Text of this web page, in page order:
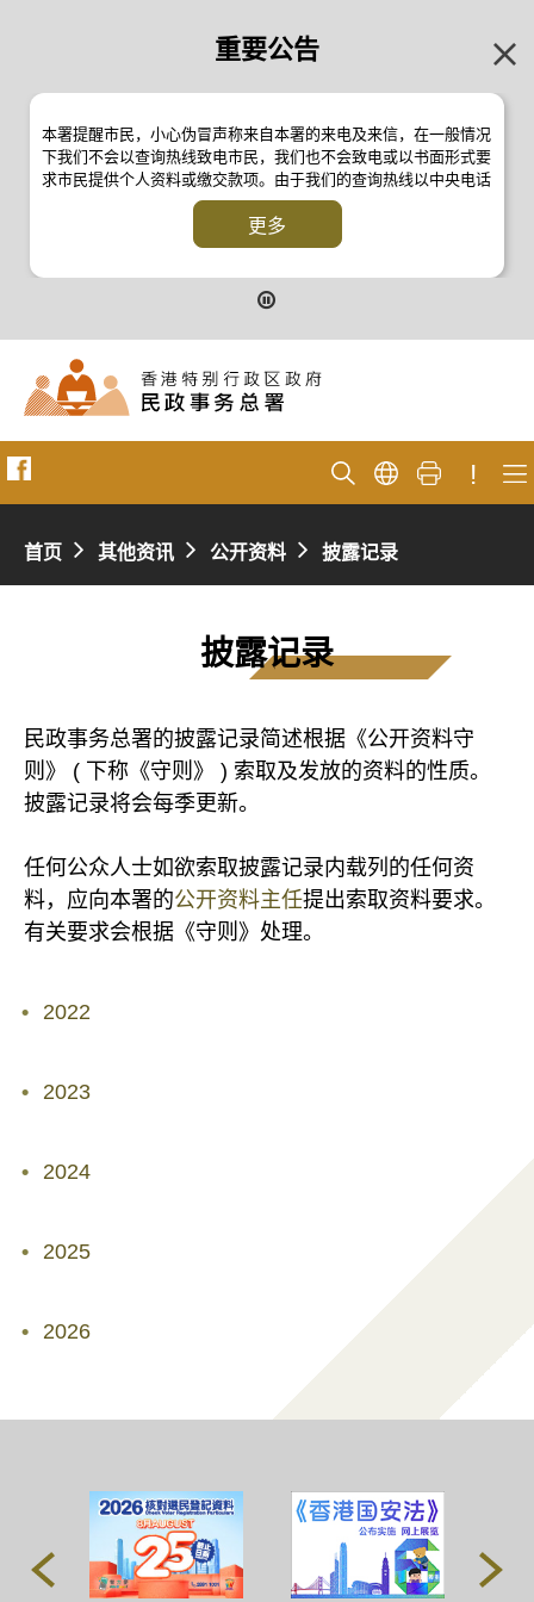
重要公告
本署提醒市民，小心伪冒声称来自本署的来电及来信，在一般情况
下我们不会以查询热线致电市民，我们也不会致电或以书面形式要
求市民提供个人资料或缴交款项。由于我们的查询热线以中央电话
系统操作，本署的来电不会显示电话号码 2835 2500 。如有疑
问，应与本署职员核实或向警方反诈骗协调中心
询热线 18222 查询。详情请浏览以下新闻公报：
二零一九年七月二十六日的新闻公报
二零一七年四月二十八日的新闻公报
二零一七年四月五日的新闻公报
更多
!
首页 其他资讯 公开资料 披露记录
披露记录
民政事务总署的披露记录简述根据《公开资料守
则》 ( 下称《守则》 ) 索取及发放的资料的性质。
披露记录将会每季更新。
任何公众人士如欲索取披露记录内载列的任何资
料，应向本署的公开资料主任提出索取资料要求。
有关要求会根据《守则》处理。
2022
2023
2024
2025
2026